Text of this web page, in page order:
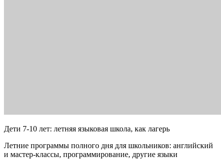
Дети 7-10 лет: летняя языковая школа, как лагерь
Летние программы полного дня для школьников: английский
и мастер-классы, программирование, другие языки